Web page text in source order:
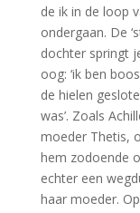
de ik in de loop
ondergaan. De
dochter springt
oog: ‘ik ben
de hielen
was’. Zoals
moeder Thetis,
hem zodoende
echter een
haar moeder.